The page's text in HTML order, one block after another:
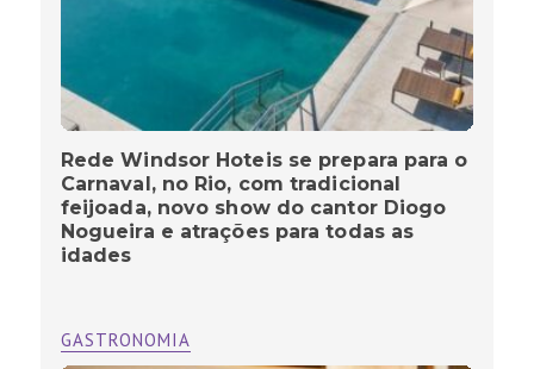
Rede Windsor Hoteis se prepara para o
Carnaval, no Rio, com tradicional
feijoada, novo show do cantor Diogo
Nogueira e atrações para todas as
idades
GASTRONOMIA